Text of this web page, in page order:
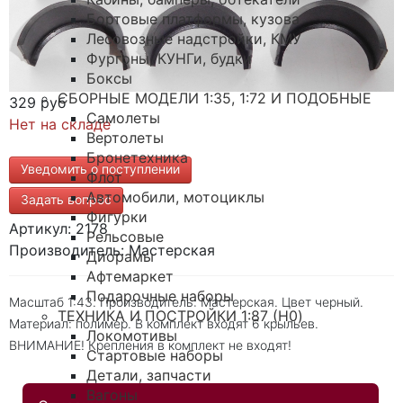
Бортовые платформы, кузова
Лесовозные надстройки, КМУ
Фургоны, КУНГи, будки
Боксы
СБОРНЫЕ МОДЕЛИ 1:35, 1:72 И ПОДОБНЫЕ
Самолеты
Вертолеты
Бронетехника
Флот
Автомобили, мотоциклы
Фигурки
Рельсовые
Диорамы
Афтемаркет
Подарочные наборы
ТЕХНИКА И ПОСТРОЙКИ 1:87 (H0)
Локомотивы
Стартовые наборы
Детали, запчасти
Вагоны
329 руб
Нет на складе
Уведомить о поступлении
Задать вопрос
Артикул: 2178
Производитель: Мастерская
Масштаб 1:43. Производитель: Мастерская. Цвет черный.
Материал: полимер. В комплект входят 6 крыльев.
ВНИМАНИЕ! Крепления в комплект не входят!